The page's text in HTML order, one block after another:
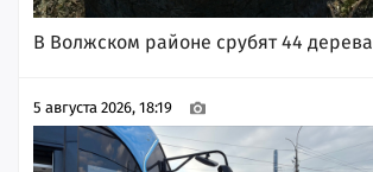
В Волжском районе срубят 44 дерева
5 августа 2026, 18:19